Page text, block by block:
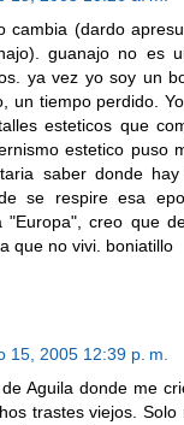
cambia (dardo
guanajo no es
ya vez yo soy un
un tiempo perdido.
esteticos que
estetico puso
saber donde hay
se respire esa
"Europa", creo que
que no vivi. boniatillo
15, 2005 12:39 p. m.
Aguila donde me
trastes viejos. Solo